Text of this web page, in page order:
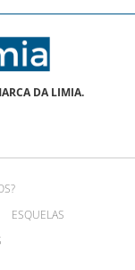
DA LIMIA.
ESQUELAS